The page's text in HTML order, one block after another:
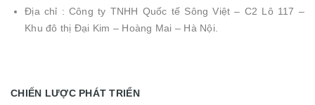
Địa chỉ : Công ty TNHH Quốc tế Sông Việt – C2 Lô 117 –
Khu đô thị Đại Kim – Hoàng Mai – Hà Nội.
CHIẾN LƯỢC PHÁT TRIỂN